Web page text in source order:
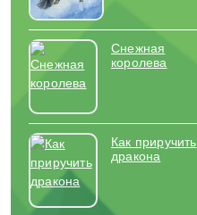
Снежная
королева
Как приручить
дракона